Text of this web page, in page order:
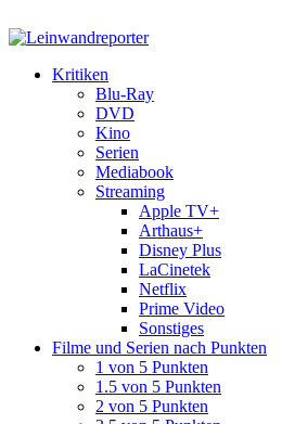
Kritiken
Blu-Ray
DVD
Kino
Serien
Mediabook
Streaming
Apple TV+
Arthaus+
Disney Plus
LaCinetek
Netflix
Prime Video
Sonstiges
Filme und Serien nach Punkten
1 von 5 Punkten
1.5 von 5 Punkten
2 von 5 Punkten